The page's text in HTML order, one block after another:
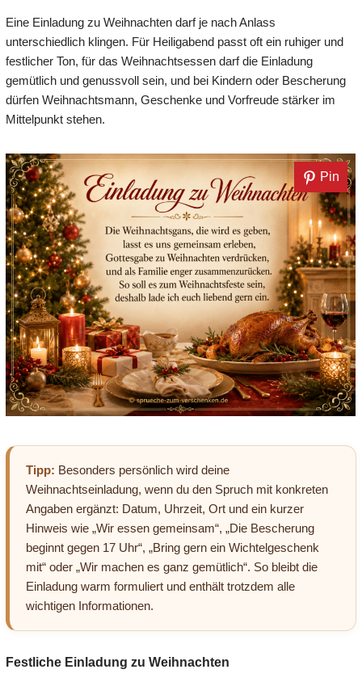
Eine Einladung zu Weihnachten darf je nach Anlass
unterschiedlich klingen. Für Heiligabend passt oft ein ruhiger und
festlicher Ton, für das Weihnachtsessen darf die Einladung
gemütlich und genussvoll sein, und bei Kindern oder Bescherung
dürfen Weihnachtsmann, Geschenke und Vorfreude stärker im
Mittelpunkt stehen.
Pin
Tipp: Besonders persönlich wird deine
Weihnachtseinladung, wenn du den Spruch mit konkreten
Angaben ergänzt: Datum, Uhrzeit, Ort und ein kurzer
Hinweis wie „Wir essen gemeinsam“, „Die Bescherung
beginnt gegen 17 Uhr“, „Bring gern ein Wichtelgeschenk
mit“ oder „Wir machen es ganz gemütlich“. So bleibt die
Einladung warm formuliert und enthält trotzdem alle
wichtigen Informationen.
Festliche Einladung zu Weihnachten